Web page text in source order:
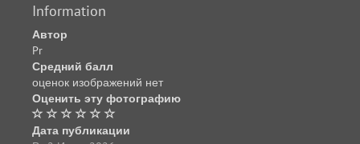
Information
Автор
Pr
Средний балл
оценок изображений нет
Оценить эту фотографию
Дата публикации